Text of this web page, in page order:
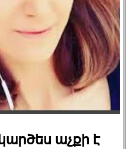
աչքի է